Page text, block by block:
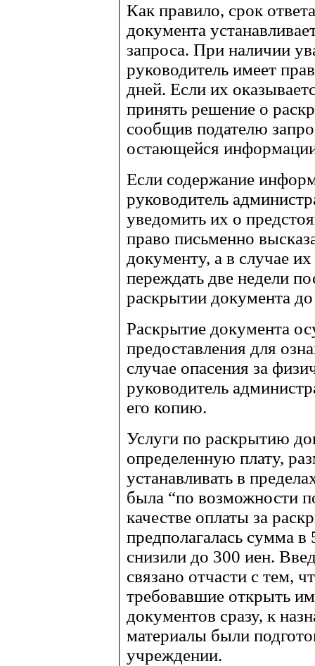
Как правило, срок
документа
запроса. При наличии
руководитель имеет
дней. Если их
принять решение о
сообщив подателю
остающейся
Если содержание
руководитель
уведомить их о
право письменно
документу, а в случае
переждать две недели
раскрытии документа
Раскрытие документа
предоставления для
случае опасения за
руководитель
его копию.
Услуги по раскрытию
определенную плату,
устанавливать в
была “по возможности
качестве оплаты за
предполагалась сумма в
снизили до 300 иен.
связано отчасти с тем,
требовавшие открыть
документов сразу, к
материалы были
учреждении.